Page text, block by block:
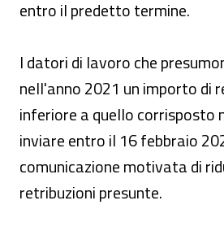
entro il predetto termine.
I datori di lavoro che
nell'anno 2021 un importo di
inferiore a quello corrisposto
inviare entro il 16 febbraio
comunicazione motivata di
retribuzioni presunte.